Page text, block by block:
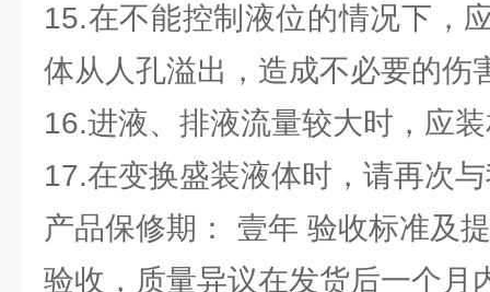
15.在不能控制液位的情况下，
体从人孔溢出，造成不必要的伤
16.进液、排液流量较大时，应
17.在变换盛装液体时，请再次
产品保修期： 壹年 验收标准及
验收，质量异议在发货后一个月